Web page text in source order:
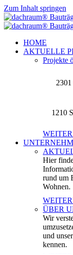
Zum Inhalt springen
HOME
AKTUELLE
Projekte
1210
Hier
rund um
Wohnen.
ÜBER
Wir
und
kennen.